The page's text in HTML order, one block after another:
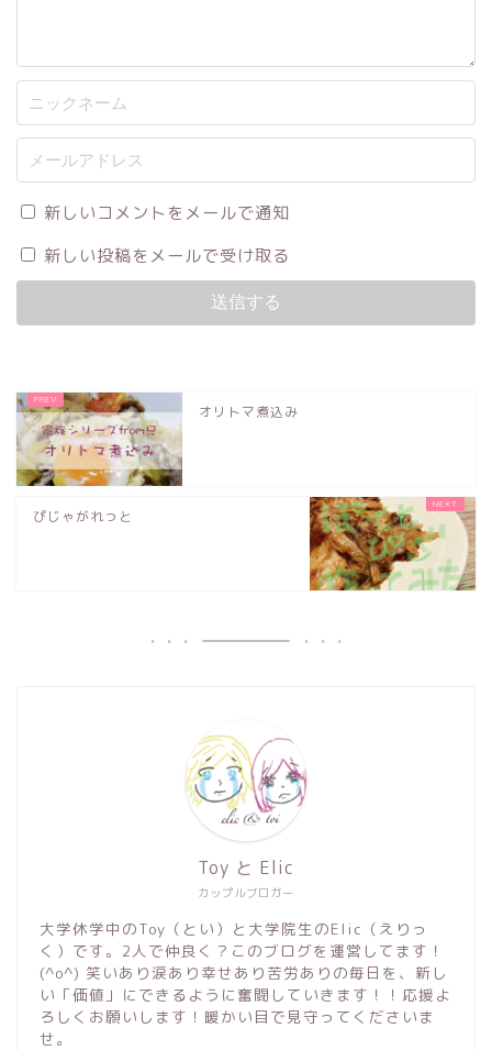
新しいコメントをメールで通知
新しい投稿をメールで受け取る
オリトマ煮込み
ぴじゃがれっと
カップルブロガー
Toy と Elic
大学休学中のToy（とい）と大学院生のElic（えりっ
く）です。2人で仲良く？このブログを運営してます！
(^o^) 笑いあり涙あり幸せあり苦労ありの毎日を、新し
い「価値」にできるように奮闘していきます！！応援よ
ろしくお願いします！暖かい目で見守ってくださいま
せ。